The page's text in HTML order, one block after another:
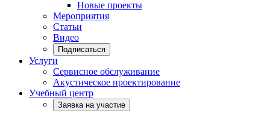
Новые проекты
Мероприятия
Статьи
Видео
Подписаться
Услуги
Сервисное обслуживание
Акустическое проектирование
Учебный центр
Заявка на участие